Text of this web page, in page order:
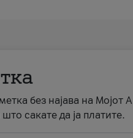
без најава на Мојот
сакате да ја платите.